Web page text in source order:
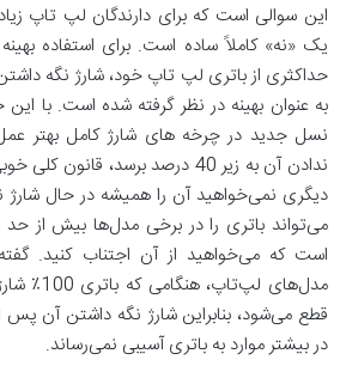
این سوالی است که برای دارندگان لپ تاپ
یک «نه» کاملاً ساده است. برای استفاده
به عنوان بهینه در نظر گرفته شده است. با
نسل جدید در چرخه ‌های شارژ کامل بهتر عمل
ندادن آن به زیر 40 درصد برسد،
دیگری نمی‌خواهید آن را همیشه در حال شارژ
می‌تواند باتری را در برخی مدل‌ها بیش از حد
است که می‌خواهید از آن اجتناب کنید.
مدل‌های
قطع می‌شود، بنابراین شارژ نگه داشتن آن
در بیشتر موارد به باتری آسیبی نمی‌رساند.